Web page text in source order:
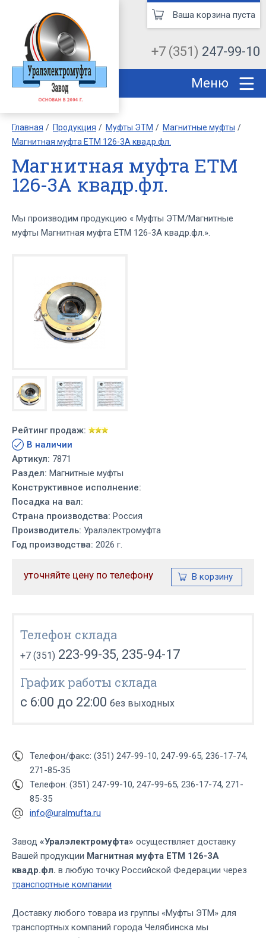
+7 (351) 247-99-10
Ваша корзина пуста
Меню
Главная Продукция Муфты ЭТМ
Магнитные муфты
Магнитная муфта ЕТМ 126-3А квадр.фл.
Магнитная муфта ЕТМ
126-3А квадр.фл.
Мы производим продукцию « Муфты ЭТМ/Магнитные
муфты Магнитная муфта ЕТМ 126-3А квадр.фл.».
Рейтинг продаж:
В наличии
Артикул: 7871
Раздел: Магнитные муфты
Конструктивное исполнение:
Посадка на вал:
Страна производства: Россия
Производитель: Уралэлектромуфта
Год производства: 2026 г.
уточняйте цену по телефону
Телефон склада
+7 (351) 223-99-35, 235-94-17
График работы склада
с 6:00 до 22:00 без выходных
Телефон/факс: (351) 247-99-10, 247-99-65, 236-17-74,
271-85-35
Телефон: (351) 247-99-10, 247-99-65, 236-17-74, 271-
85-35
info@uralmufta.ru
Завод «Уралэлектромуфта» осуществляет доставку
Вашей продукции Магнитная муфта ЕТМ 126-3А
квадр.фл. в любую точку Российской Федерации через
транспортные компании
Доставку любого товара из группы «Муфты ЭТМ» для
транспортных компаний города Челябинска мы